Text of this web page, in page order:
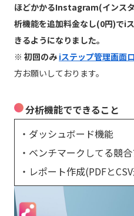
ほどかかるInstagram(インス
析機能を追加料金なし(0円)でi
きるようになりました。
※ 初回のみ iステップ管理画面
方お願いしております。
分析機能でできること
・ダッシュボード機能
・ベンチマークしてる競
・レポート作成(PDFと